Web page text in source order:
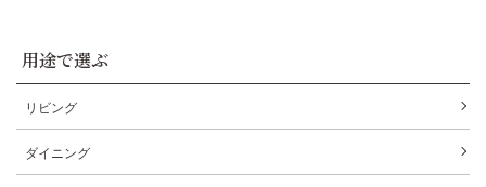
用途で選ぶ
リビング
ダイニング